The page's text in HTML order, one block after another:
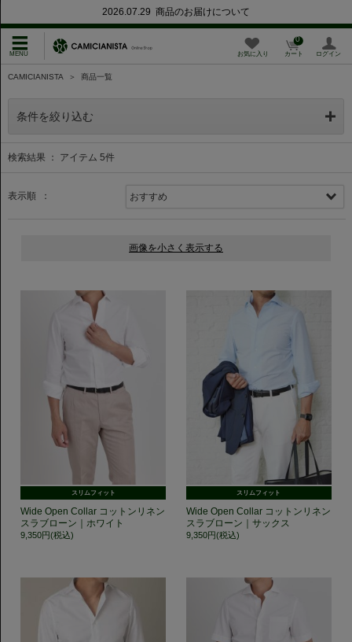
2026.07.29 商品のお届けについて
お気に入り カート
0
ログイン
CAMICIANISTA ＞ 商品一覧
条件を絞り込む
検索結果 ： アイテム 5件
表示順 ：
スリムフィット
Wide Open Collar コットンリネン
スラブローン｜ホワイト
9,350円(税込)
スリムフィット
Wide Open Collar コットンリネン
スラブローン｜サックス
9,350円(税込)